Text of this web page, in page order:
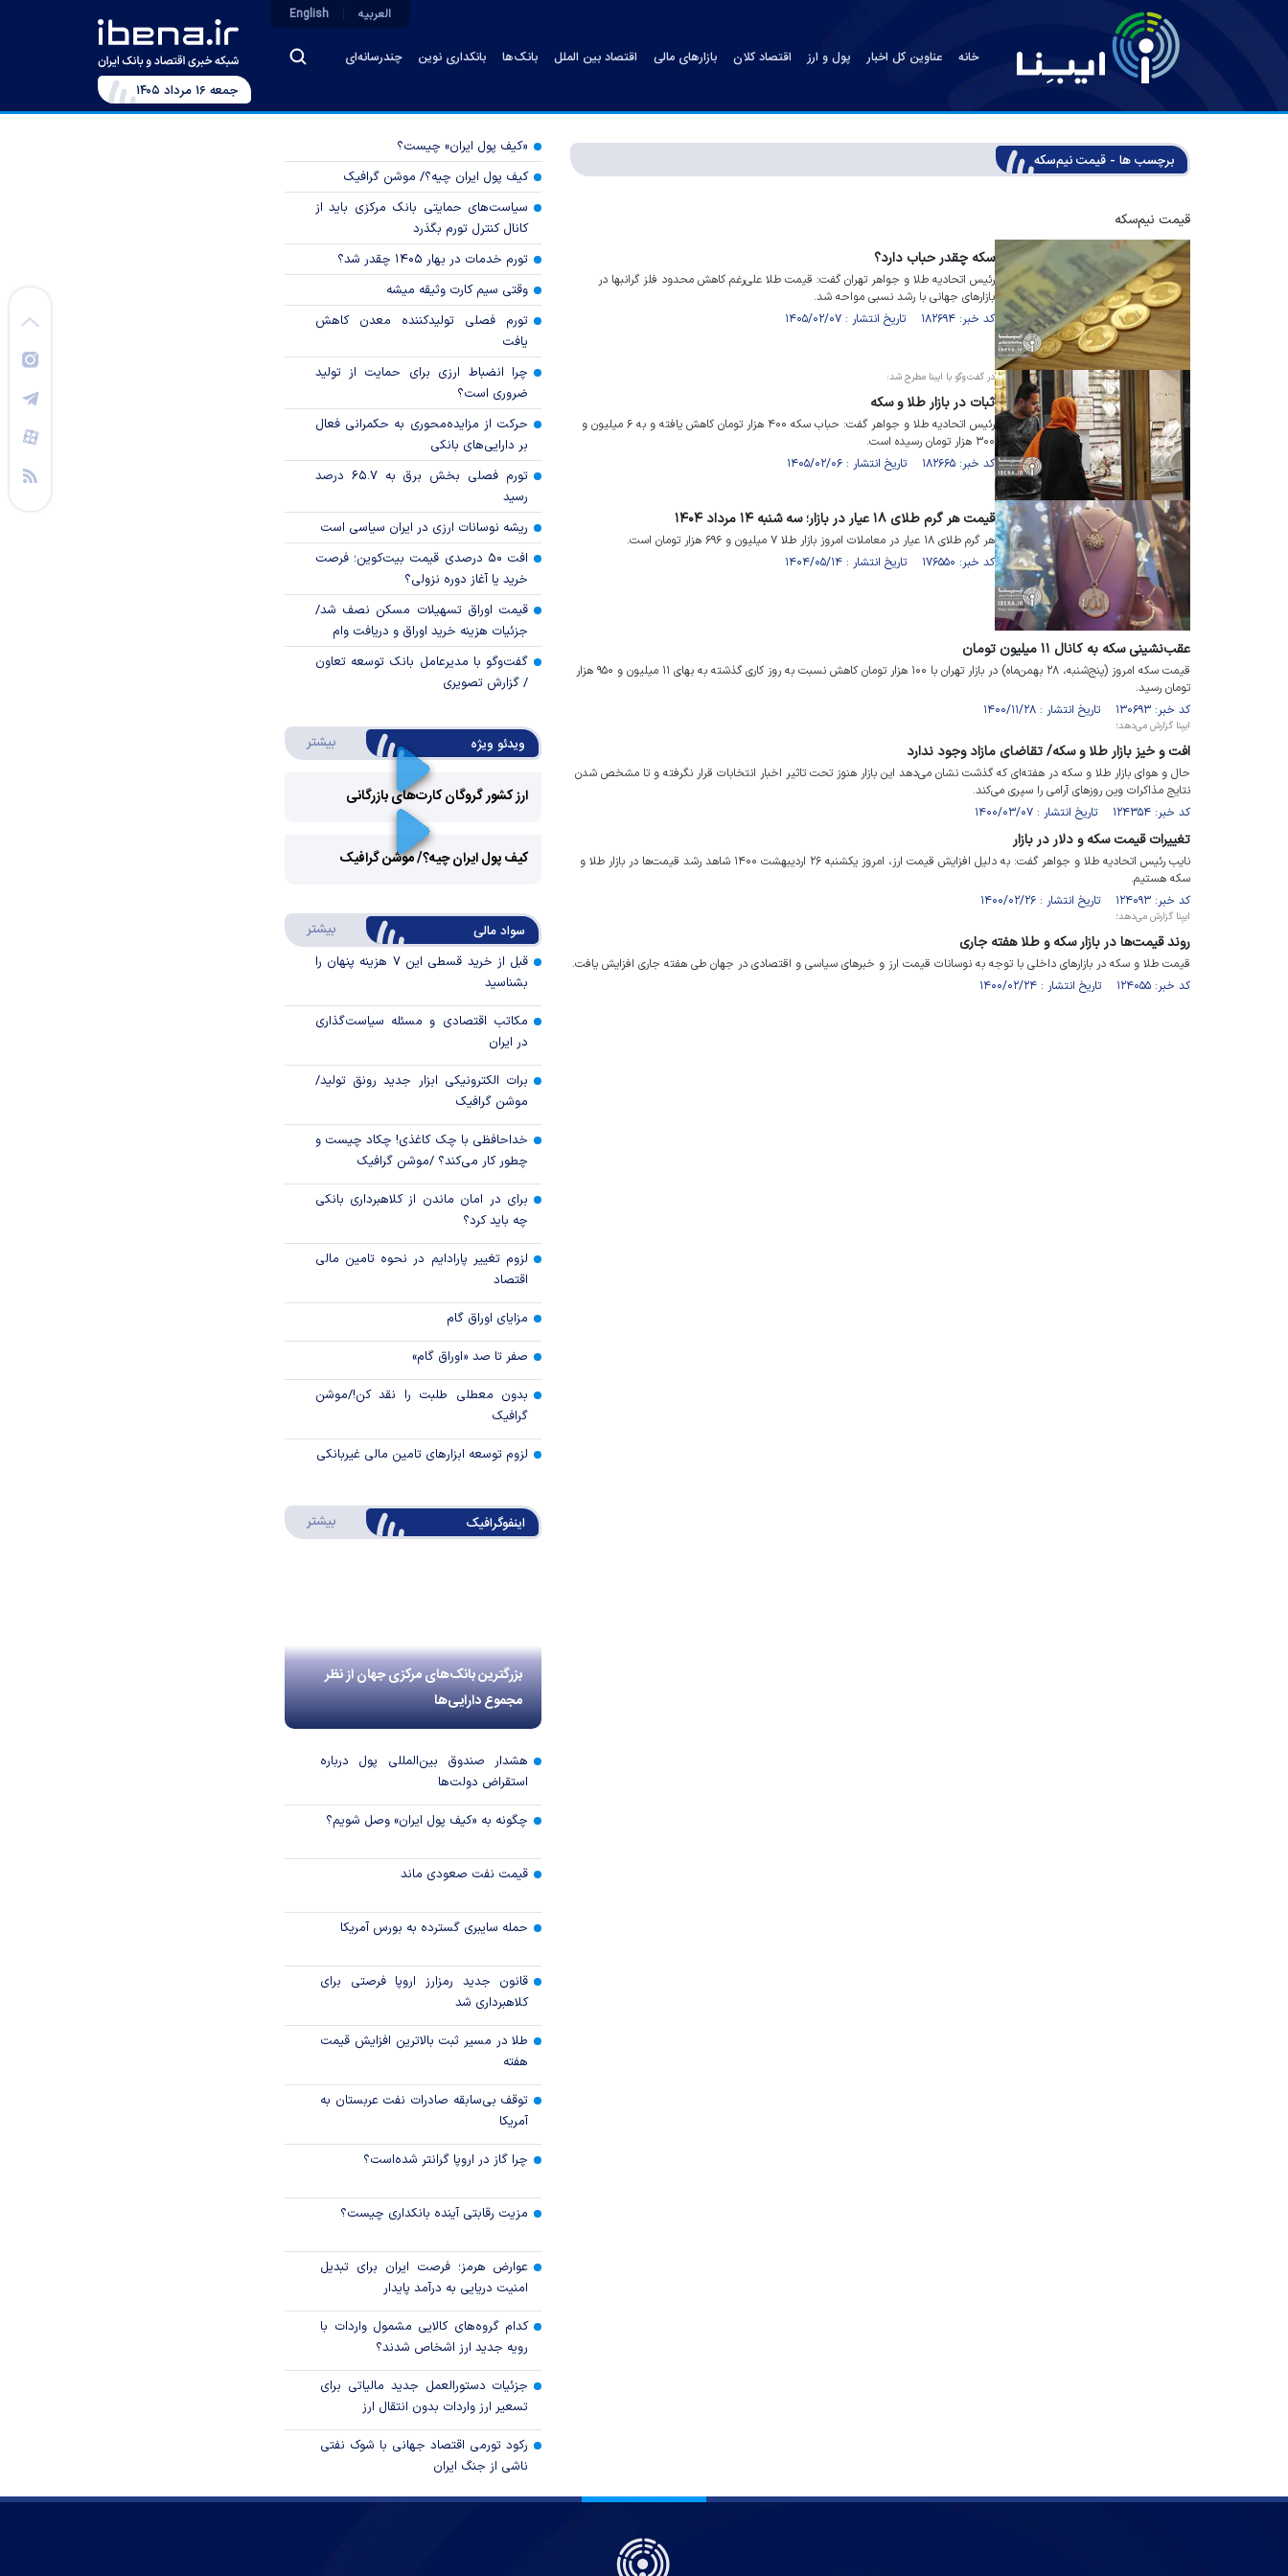
خانه عناوین کل اخبار پول و ارز اقتصاد کلان بازارهای مالی اقتصاد بین الملل بانک‌ها بانکداری نوین چندرسانه‌ای
العربیه English
جمعه ۱۶ مرداد ۱۴۰۵
برچسب ها - قیمت نیم‌سکه
قیمت نیم‌سکه
سکه چقدر حباب دارد؟
رئیس اتحادیه طلا و جواهر تهران گفت: قیمت طلا علی‌رغم کاهش محدود فلز گرانبها در
بازارهای جهانی با رشد نسبی مواحه شد.
کد خبر: ۱۸۲۶۹۴ تاریخ انتشار : ۱۴۰۵/۰۲/۰۷
در گفت‌وگو با ایبنا مطرح شد:
ثبات در بازار طلا و سکه
رئیس اتحادیه طلا و جواهر گفت: حباب سکه ۴۰۰ هزار تومان کاهش یافته و به ۶ میلیون و
۳۰۰ هزار تومان رسیده است.
کد خبر: ۱۸۲۶۶۵ تاریخ انتشار : ۱۴۰۵/۰۲/۰۶
قیمت هر گرم طلای ۱۸ عیار در بازار؛ سه شنبه ۱۴ مرداد ۱۴۰۴
هر گرم طلای ۱۸ عیار در معاملات امروز بازار طلا ۷ میلیون و ۶۹۶ هزار تومان است.
کد خبر: ۱۷۶۵۵۰ تاریخ انتشار : ۱۴۰۴/۰۵/۱۴
عقب‌نشینی سکه به کانال ۱۱ میلیون تومان
قیمت سکه امروز (پنج‌شنبه، ۲۸ بهمن‌ماه) در بازار تهران با ۱۰۰ هزار تومان کاهش نسبت به روز کاری گذشته به بهای ۱۱ میلیون و ۹۵۰ هزار
تومان رسید.
کد خبر: ۱۳۰۶۹۳ تاریخ انتشار : ۱۴۰۰/۱۱/۲۸
ایبِنا گزارش می‌دهد؛
افت و خیز بازار طلا و سکه/ تقاضای مازاد وجود ندارد
حال و هوای بازار طلا و سکه در هفته‌ای که گذشت نشان می‌دهد این بازار هنوز تحت تاثیر اخبار انتخابات قرار نگرفته و تا مشخص شدن
نتایج مذاکرات وین روزهای آرامی را سپری می‌کند.
کد خبر: ۱۲۴۳۵۴ تاریخ انتشار : ۱۴۰۰/۰۳/۰۷
تغییرات قیمت سکه و دلار در بازار
نایب رئیس اتحادیه طلا و جواهر گفت: به دلیل افزایش قیمت ارز، امروز یکشنبه ۲۶ اردیبهشت ۱۴۰۰ شاهد رشد قیمت‌ها در بازار طلا و
سکه هستیم.
کد خبر: ۱۲۴۰۹۳ تاریخ انتشار : ۱۴۰۰/۰۲/۲۶
ایبِنا گزارش می‌دهد؛
روند قیمت‌ها در بازار سکه و طلا هفته جاری
قیمت طلا و سکه در بازارهای داخلی با توجه به نوسانات قیمت ارز و خبرهای سیاسی و اقتصادی در جهان طی هفته جاری افزایش یافت.
کد خبر: ۱۲۴۰۵۵ تاریخ انتشار : ۱۴۰۰/۰۲/۲۴
«کیف پول ایران» چیست؟
کیف پول ایران چیه؟/ موشن گرافیک
سیاست‌های حمایتی بانک مرکزی باید از
کانال کنترل تورم بگذرد
تورم خدمات در بهار ۱۴۰۵ چقدر شد؟
وقتی سیم کارت وثیقه میشه
تورم فصلی تولیدکننده معدن کاهش
یافت
چرا انضباط ارزی برای حمایت از تولید
ضروری است؟
حرکت از مزایده‌محوری به حکمرانی فعال
بر دارایی‌های بانکی
تورم فصلی بخش برق به ۶۵.۷ درصد
رسید
ریشه نوسانات ارزی در ایران سیاسی است
افت ۵۰ درصدی قیمت بیت‌کوین؛ فرصت
خرید یا آغاز دوره نزولی؟
قیمت اوراق تسهیلات مسکن نصف شد/
جزئیات هزینه خرید اوراق و دریافت وام
گفت‌وگو با مدیرعامل بانک توسعه تعاون
/ گزارش تصویری
ویدئو ویژه بیشتر درباره ویدئو ویژه
ارز کشور گروگان کارت‌های بازرگانی
Video
کیف پول ایران چیه؟/ موشن گرافیک
سواد مالی بیشتر درباره سواد مالی
قبل از خرید قسطی این ۷ هزینه پنهان را
بشناسید
مکاتب اقتصادی و مسئله سیاست‌گذاری
در ایران
برات الکترونیکی ابزار جدید رونق تولید/
موشن گرافیک
خداحافظی با چک کاغذی! چکاد چیست و
چطور کار می‌کند؟ /موشن گرافیک
برای در امان ماندن از کلاهبرداری بانکی
چه باید کرد؟
لزوم تغییر پارادایم در نحوه تامین مالی
اقتصاد
مزایای اوراق گام
صفر تا صد «اوراق گام»
بدون معطلی طلبت را نقد کن!/موشن
گرافیک
لزوم توسعه ابزارهای تامین مالی غیربانکی
اینفوگرافیک بیشتر درباره اینفوگرافیک
بزرگترین بانک‌های مرکزی جهان از نظر
مجموع دارایی‌ها
هشدار صندوق بین‌المللی پول درباره
استقراض دولت‌ها
چگونه به «کیف پول ایران» وصل شویم؟
قیمت نفت صعودی ماند
حمله سایبری گسترده به بورس آمریکا
قانون جدید رمزارز اروپا فرصتی برای
کلاهبرداری شد
طلا در مسیر ثبت بالاترین افزایش قیمت
هفته
توقف بی‌سابقه صادرات نفت عربستان به
آمریکا
چرا گاز در اروپا گرانتر شده‌است؟
مزیت رقابتی آینده بانکداری چیست؟
عوارض هرمز؛ فرصت ایران برای تبدیل
امنیت دریایی به درآمد پایدار
کدام گروه‌های کالایی مشمول واردات با
رویه جدید ارز اشخاص شدند؟
جزئیات دستورالعمل جدید مالیاتی برای
تسعیر ارز واردات بدون انتقال ارز
رکود تورمی اقتصاد جهانی با شوک نفتی
ناشی از جنگ ایران